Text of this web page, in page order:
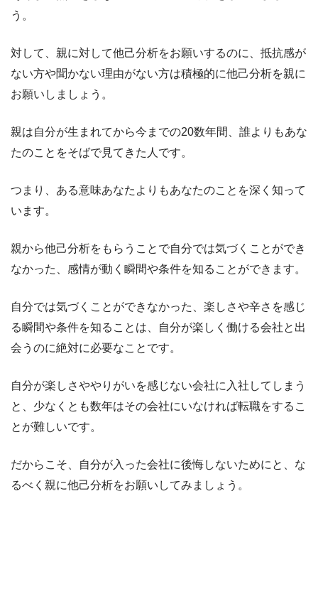
う。
対して、親に対して他己分析をお願いするのに、抵抗感が
ない方や聞かない理由がない方は積極的に他己分析を親に
お願いしましょう。
親は自分が生まれてから今までの20数年間、誰よりもあな
たのことをそばで見てきた人です。
つまり、ある意味あなたよりもあなたのことを深く知って
います。
親から他己分析をもらうことで自分では気づくことができ
なかった、感情が動く瞬間や条件を知ることができます。
自分では気づくことができなかった、楽しさや辛さを感じ
る瞬間や条件を知ることは、自分が楽しく働ける会社と出
会うのに絶対に必要なことです。
自分が楽しさややりがいを感じない会社に入社してしまう
と、少なくとも数年はその会社にいなければ転職をするこ
とが難しいです。
だからこそ、自分が入った会社に後悔しないためにと、な
るべく親に他己分析をお願いしてみましょう。